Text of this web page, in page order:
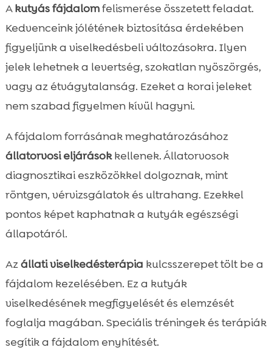
Akutyás fájdalomfelismerése összetett feladat.
Kedvenceink jólétének biztosítása érdekében
figyeljünk a viselkedésbeli változásokra. Ilyen
jelek lehetnek a levertség, szokatlan nyöszörgés,
vagy az étvágytalanság. Ezeket a korai jeleket
nem szabad figyelmen kívül hagyni.
A fájdalom forrásának meghatározásához
állatorvosi eljárásokkellenek. Állatorvosok
diagnosztikai eszközökkel dolgoznak, mint
röntgen, vérvizsgálatok és ultrahang. Ezekkel
pontos képet kaphatnak a kutyák egészségi
állapotáról.
Azállati viselkedésterápia kulcsszerepet tölt be a
fájdalom kezelésében. Ez a kutyák
viselkedésének megfigyelését és elemzését
foglalja magában. Speciális tréningek és terápiák
segítik a fájdalom enyhítését.